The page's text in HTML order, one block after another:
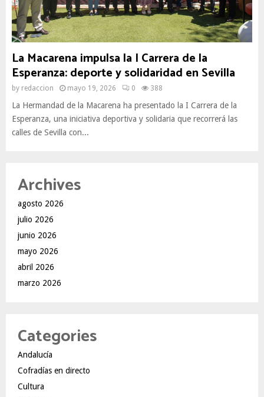
La Macarena impulsa la I Carrera de la
Esperanza: deporte y solidaridad en Sevilla
by redaccion mayo 19, 2026 0 388
La Hermandad de la Macarena ha presentado la I Carrera de la
Esperanza, una iniciativa deportiva y solidaria que recorrerá las
calles de Sevilla con...
Archives
agosto 2026
julio 2026
junio 2026
mayo 2026
abril 2026
marzo 2026
Categories
Andalucía
Cofradías en directo
Cultura